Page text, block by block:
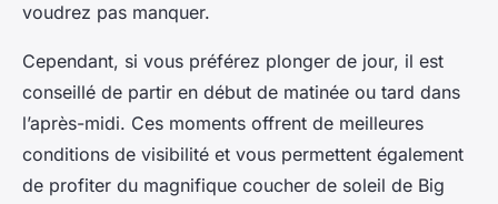
voudrez pas manquer.
Cependant, si vous préférez plonger de jour, il est
conseillé de partir en début de matinée ou tard dans
l’après-midi. Ces moments offrent de meilleures
conditions de visibilité et vous permettent également
de profiter du magnifique coucher de soleil de Big